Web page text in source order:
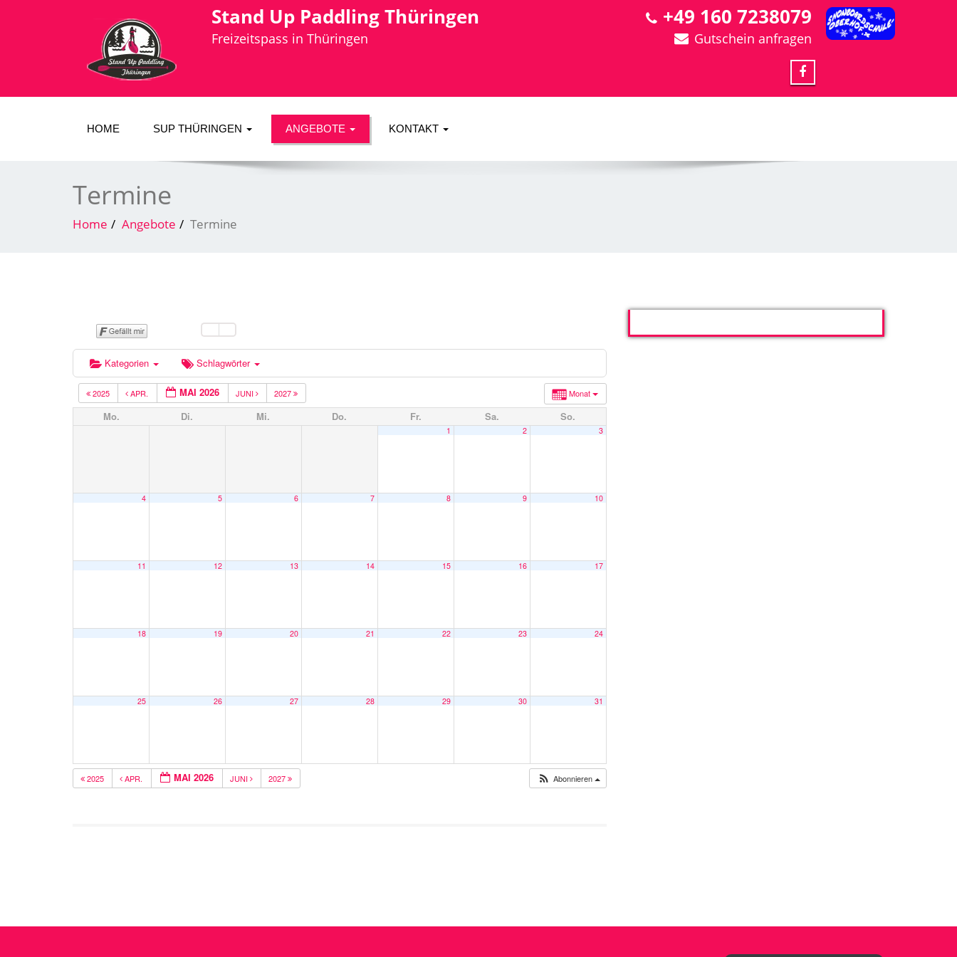
Stand Up Paddling Thüringen
Freizeitspass in Thüringen
+49 160 7238079
Gutschein anfragen
HOME SUP THÜRINGEN ANGEBOTE KONTAKT
Termine
Home Angebote Termine
Kategorien Schlagwörter
Monat
2025 APR. MAI 2026 JUNI 2027
Mo. Di. Mi. Do. Fr. Sa. So.
1 2 3
4 5 6 7 8 9 10
11 12 13 14 15 16 17
18 19 20 21 22 23 24
25 26 27 28 29 30 31
2025 APR. MAI 2026 JUNI 2027 Abonnieren